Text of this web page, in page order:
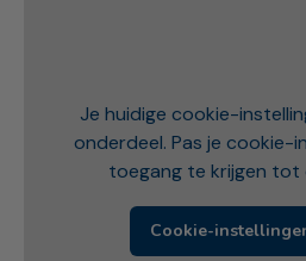
Je huidige cookie-
onderdeel. Pas je cookie-
toegang te krijgen tot
Cookie-